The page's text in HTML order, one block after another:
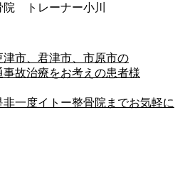
院 トレーナー小川
市、君津市、市原市の
故治療をお考えの患者様
一度イトー整骨院までお気軽に